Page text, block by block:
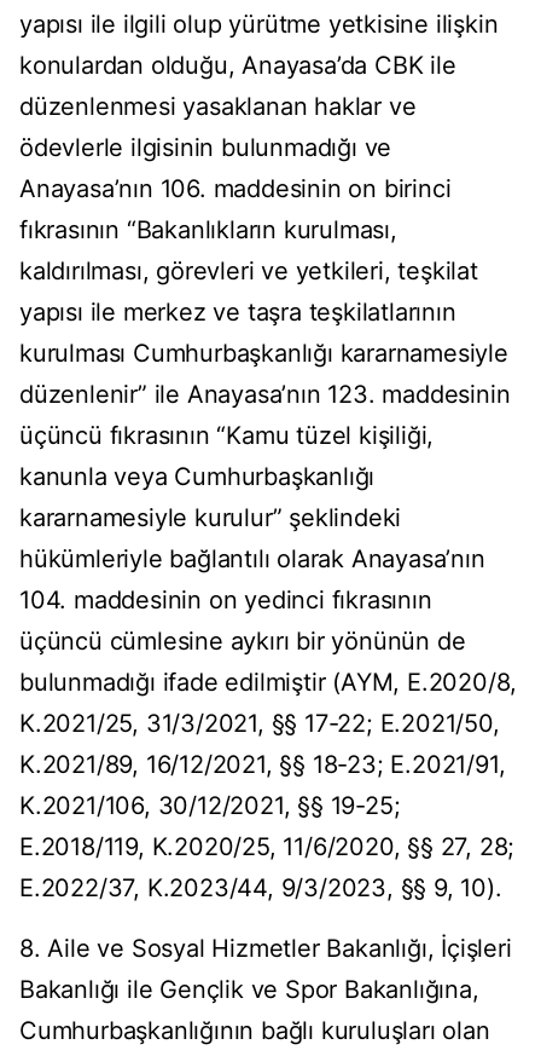
yapısı ile ilgili olup yürütme yetkisine ilişkin
konulardan olduğu, Anayasa’da CBK ile
düzenlenmesi yasaklanan haklar ve
ödevlerle ilgisinin bulunmadığı ve
Anayasa’nın 106. maddesinin on birinci
fıkrasının “Bakanlıkların kurulması,
kaldırılması, görevleri ve yetkileri, teşkilat
yapısı ile merkez ve taşra teşkilatlarının
kurulması Cumhurbaşkanlığı kararnamesiyle
düzenlenir” ile Anayasa’nın 123. maddesinin
üçüncü fıkrasının “Kamu tüzel kişiliği,
kanunla veya Cumhurbaşkanlığı
kararnamesiyle kurulur” şeklindeki
hükümleriyle bağlantılı olarak Anayasa’nın
104. maddesinin on yedinci fıkrasının
üçüncü cümlesine aykırı bir yönünün de
bulunmadığı ifade edilmiştir (AYM, E.2020/8,
K.2021/25, 31/3/2021, §§ 17-22; E.2021/50,
K.2021/89, 16/12/2021, §§ 18-23; E.2021/91,
K.2021/106, 30/12/2021, §§ 19-25;
E.2018/119, K.2020/25, 11/6/2020, §§ 27, 28;
E.2022/37, K.2023/44, 9/3/2023, §§ 9, 10).
8. Aile ve Sosyal Hizmetler Bakanlığı, İçişleri
Bakanlığı ile Gençlik ve Spor Bakanlığına,
Cumhurbaşkanlığının bağlı kuruluşları olan